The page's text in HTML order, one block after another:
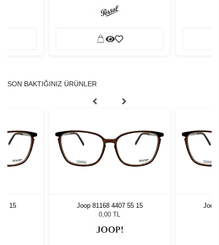
SON BAKTIĞINIZ ÜRÜNLER
15
Joop 81168 4407 55 15
0,00 TL
Joop